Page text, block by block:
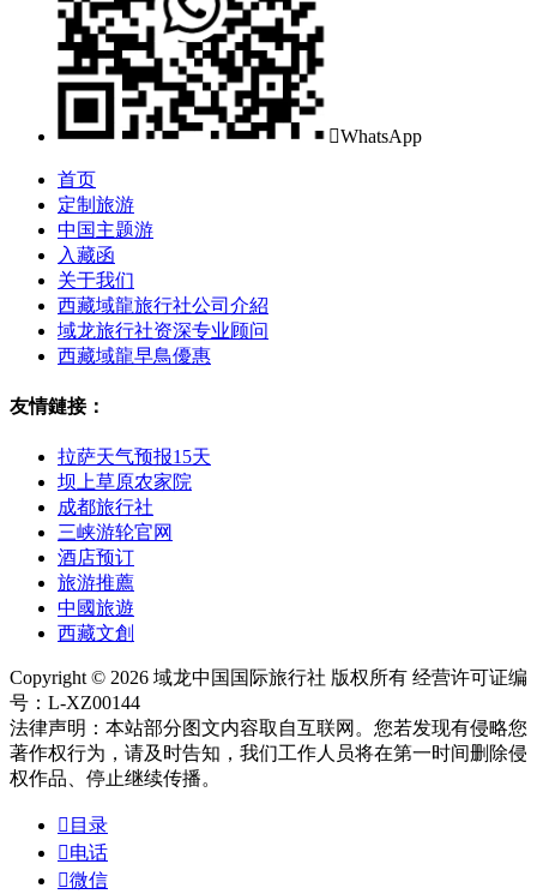
WhatsApp
首页
定制旅游
中国主题游
入藏函
关于我们
西藏域龍旅行社公司介紹
域龙旅行社资深专业顾问
西藏域龍早鳥優惠
友情鏈接：
拉萨天气预报15天
坝上草原农家院
成都旅行社
三峡游轮官网
酒店预订
旅游推薦
中國旅遊
西藏文創
Copyright © 2026 域龙中国国际旅行社 版权所有 经营许可证编
号：L-XZ00144
法律声明：本站部分图文内容取自互联网。您若发现有侵略您
著作权行为，请及时告知，我们工作人员将在第一时间删除侵
权作品、停止继续传播。
 目录
电话
微信